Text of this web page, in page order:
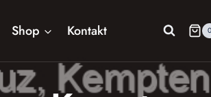
Shop Kontakt 0